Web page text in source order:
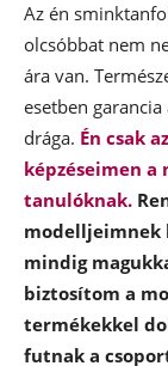
Az én
olcsóbbat nem
ára van.
esetben
drága. Én csak
képzéseimen
tanulóknak.
modelljeimnek
mindig
biztosítom a
termékekkel
futnak a